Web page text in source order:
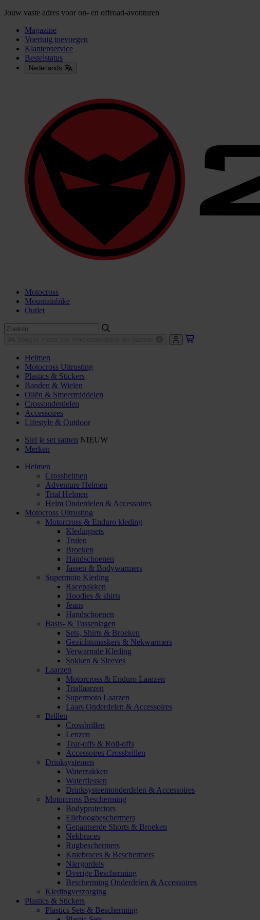
Jouw vaste adres voor on- en offroad-avonturen
Magazine
Voertuig toevoegen
Klantenservice
Bestelstatus
Nederlands
Motocross
Mountainbike
Outlet
Helmen
Motocross Uitrusting
Plastics & Stickers
Banden & Wielen
Oliën & Smeermiddelen
Crossonderdelen
Accessoires
Lifestyle & Outdoor
Stel je set samen NIEUW
Merken
Helmen
Crosshelmen
Adventure Helmen
Trial Helmen
Helm Onderdelen & Accessoires
Motocross Uitrusting
Motorcross & Enduro kleding
Kledingsets
Truien
Broeken
Handschoenen
Jassen & Bodywarmers
Supermoto Kleding
Racepakken
Hoodies & shirts
Jeans
Handschoenen
Basis- & Tussenlagen
Sets, Shirts & Broeken
Gezichtsmaskers & Nekwarmers
Verwarmde Kleding
Sokken & Sleeves
Laarzen
Motorcross & Enduro Laarzen
Triallaarzen
Supermoto Laarzen
Laars Onderdelen & Accessoires
Brillen
Crossbrillen
Lenzen
Tear-offs & Roll-offs
Accessoires Crossbrillen
Drinksystemen
Waterzakken
Waterflessen
Drinksysteemonderdelen & Accessoires
Motorcross Bescherming
Bodyprotectors
Elleboogbeschermers
Gepantserde Shorts & Broeken
Nekbraces
Rugbeschermers
Kniebraces & Beschermers
Niergordels
Overige Bescherming
Bescherming Onderdelen & Accessoires
Kledingverzorging
Plastics & Stickers
Plastics Sets & Bescherming